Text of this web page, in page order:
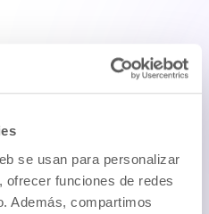
se usan para personalizar
funciones de redes
Además, compartimos
amb